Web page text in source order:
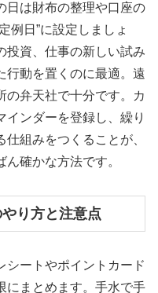
日は財布の整理や口座の
例日”に設定しましょ
投資、仕事の新しい試み
行動を置くのに最適。遠
の弁天社で十分です。カ
インダーを登録し、繰り
組みをつくることが、
確かな方法です。
り方と注意点
シートやポイントカード
にまとめます。手水で手